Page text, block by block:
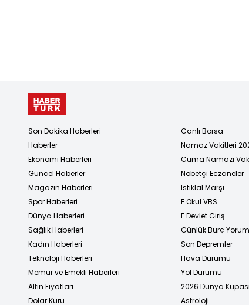
Son Dakika Haberleri
Haberler
Ekonomi Haberleri
Güncel Haberler
Magazin Haberleri
Spor Haberleri
Dünya Haberleri
Sağlık Haberleri
Kadın Haberleri
Teknoloji Haberleri
Memur ve Emekli Haberleri
Altın Fiyatları
Dolar Kuru
Canlı Borsa
Namaz Vakitleri
Cuma Namazı
Nöbetçi Eczaneler
İstiklal Marşı
E Okul VBS
E Devlet Giriş
Günlük Burç
Son Depremler
Hava Durumu
Yol Durumu
2026 Dünya Kupası
Astroloji